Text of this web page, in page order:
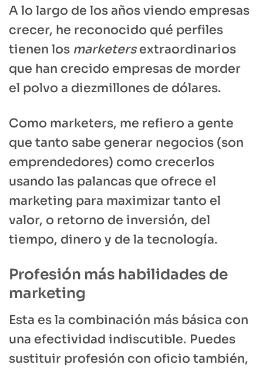
A lo largo de los años viendo empresas
crecer, he reconocido qué perfiles
tienen los marketersextraordinarios
que han crecido empresas de morder
el polvo a diezmillones de dólares.
Como marketers, me refiero a gente
que tanto sabe generar negocios (son
emprendedores) como crecerlos
usando las palancas que ofrece el
marketing para maximizar tanto el
valor, o retorno de inversión, del
tiempo, dinero y de la tecnología.
Profesión más habilidades de
marketing
Esta es la combinación más básica con
una efectividad indiscutible. Puedes
sustituir profesión con oficio también,